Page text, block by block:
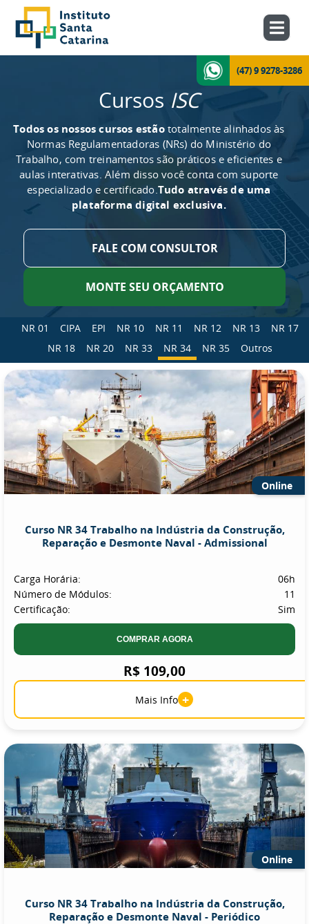
(47) 9 9278-3286
Cursos ISC
Todos os nossos cursos estãototalmente alinhados às
Normas Regulamentadoras (NRs) do Ministério do
Trabalho, com treinamentos são práticos e eficientes e
aulas interativas. Além disso você conta com suporte
especializado e certificado.Tudo através de uma
plataforma digital exclusiva.
FALE COM CONSULTOR
MONTE SEU ORÇAMENTO
NR 01 CIPA EPI NR 10 NR 11 NR 12 NR 13
NR 17
NR 18
NR 20 NR 33 NR 34 NR 35 Outros
Online
Curso NR 34 Trabalho na Indústria da Construção,
Reparação e Desmonte Naval - Admissional
Carga Horária:
06h
Número de Módulos:
11
Certificação:
Sim
COMPRAR AGORA
R$ 109,00
Mais Info +
Online
Curso NR 34 Trabalho na Indústria da Construção,
Reparação e Desmonte Naval - Periódico